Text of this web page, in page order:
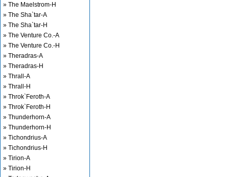
» The Maelstrom-H
» The Sha`tar-A
» The Sha`tar-H
» The Venture Co.-A
» The Venture Co.-H
» Theradras-A
» Theradras-H
» Thrall-A
» Thrall-H
» Throk`Feroth-A
» Throk`Feroth-H
» Thunderhorn-A
» Thunderhorn-H
» Tichondrius-A
» Tichondrius-H
» Tirion-A
» Tirion-H